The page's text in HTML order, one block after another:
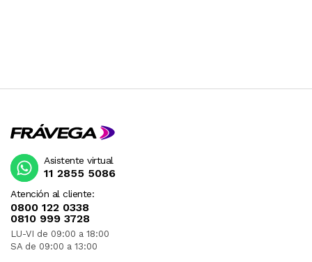
Atención al cliente:
0800 122 0338
0810 999 3728
LU-VI de 09:00 a 18:00
SA de 09:00 a 13:00
Asistente virtual
11 2855 5086